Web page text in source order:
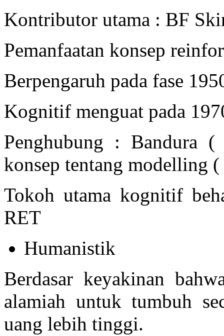
Kontributor utama : BF
Pemanfaatan konsep
Berpengaruh pada fase
Kognitif menguat pada
Penghubung : Bandura
konsep tentang modelling
Tokoh utama kognitif
RET
Humanistik
Berdasar keyakinan
alamiah untuk tumbuh
uang lebih tinggi.